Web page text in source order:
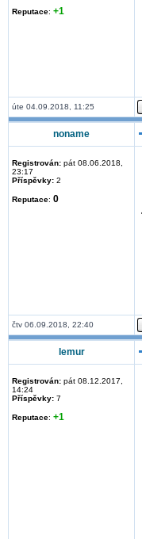
Reputace: +1
úte 04.09.2018, 11:25
noname
Registrován: pát 08.06.2018,
23:17
Příspěvky: 2
Reputace: 0
čtv 06.09.2018, 22:40
lemur
Registrován: pát 08.12.2017,
14:24
Příspěvky: 7
Reputace: +1